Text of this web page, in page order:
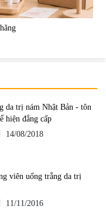
da trị nám Nhật Bản - tôn
hiện đẳng cấp
14/08/2018
viên uống trắng da trị
11/11/2016